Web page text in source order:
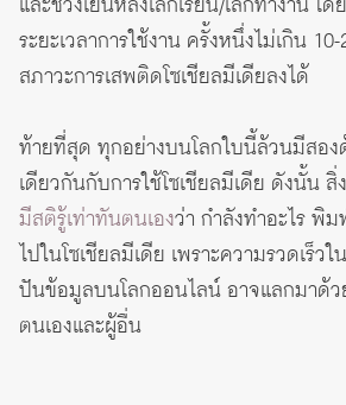
ระยะเวลาการใช้งาน ครั้งหนึ่งไม่เกิน
สภาวะการเสพติดโซเชียลมีเดียลงได้
ท้ายที่สุด ทุกอย่างบนโลกใบนี้ล้วนมีสอง
เดียวกันกับการใช้โซเชียลมีเดีย ดังนั้น
มีสติรู้เท่าทันตนเองว่า กำลังทำอะไร พิ
ไปในโซเชียลมีเดีย เพราะความรวดเร็ว
ปันข้อมูลบนโลกออนไลน์ อาจแลกมาด้
ตนเองและผู้อื่น